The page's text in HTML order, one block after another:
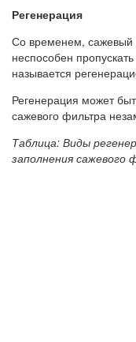
Регенерация
Со временем, сажевый
неспособен
называется
Регенерация может
сажевого фильтра
Таблица: Виды
заполнения сажевого